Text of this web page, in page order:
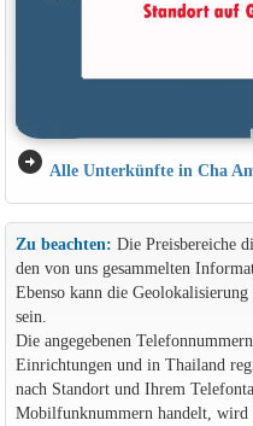
arrow_circle_right Alle Unterkünfte in Cha
Zu beachten: Die Preisbereiche
den von uns gesammelten
Ebenso kann die
sein.
Die angegebenen
Einrichtungen und in Thailand
nach Standort und Ihrem
Mobilfunknummern handelt, wird